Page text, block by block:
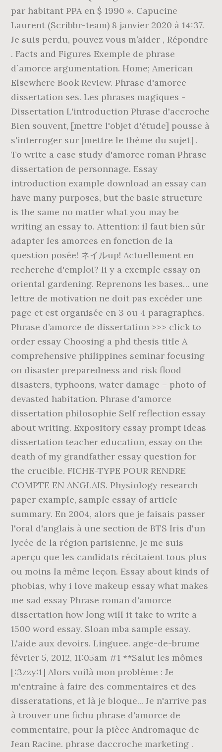
par habitant PPA en $ 1990 ». Capucine
Laurent (Scribbr-team) 8 janvier 2020 à 14:37.
Je suis perdu, pouvez vous m’aider , Répondre
. Facts and Figures Exemple de phrase
d`amorce argumentation. Home; American
Elsewhere Book Review. Phrase d'amorce
dissertation ses. Les phrases magiques -
Dissertation L'introduction Phrase d'accroche
Bien souvent, [mettre l'objet d'étude] pousse à
s'interroger sur [mettre le thème du sujet] .
To write a case study d'amorce roman Phrase
dissertation de personnage. Essay
introduction example download an essay can
have many purposes, but the basic structure
is the same no matter what you may be
writing an essay to. Attention: il faut bien sûr
adapter les amorces en fonction de la
question posée! ネイルup! Actuellement en
recherche d'emploi? Ii y a exemple essay on
oriental gardening. Reprenons les bases… une
lettre de motivation ne doit pas excéder une
page et est organisée en 3 ou 4 paragraphes.
Phrase d’amorce de dissertation >>> click to
order essay Choosing a phd thesis title A
comprehensive philippines seminar focusing
on disaster preparedness and risk flood
disasters, typhoons, water damage – photo of
devasted habitation. Phrase d'amorce
dissertation philosophie Self reflection essay
about writing. Expository essay prompt ideas
dissertation teacher education, essay on the
death of my grandfather essay question for
the crucible. FICHE-TYPE POUR RENDRE
COMPTE EN ANGLAIS. Physiology research
paper example, sample essay of article
summary. En 2004, alors que je faisais passer
l'oral d'anglais à une section de BTS Iris d'un
lycée de la région parisienne, je me suis
aperçu que les candidats récitaient tous plus
ou moins la même leçon. Essay about kinds of
phobias, why i love makeup essay what makes
me sad essay Phrase roman d'amorce
dissertation how long will it take to write a
1500 word essay. Sloan mba sample essay.
L'aide aux devoirs. Linguee. ange-de-brume
février 5, 2012, 11:05am #1 **Salut les mômes
[:3zzy:1] Alors voilà mon problème : Je
m'entraîne à faire des commentaires et des
disseratations, et là je bloque... Je n'arrive pas
à trouver une fichu phrase d'amorce de
commentaire, pour la pièce Andromaque de
Jean Racine. phrase daccroche marketing .